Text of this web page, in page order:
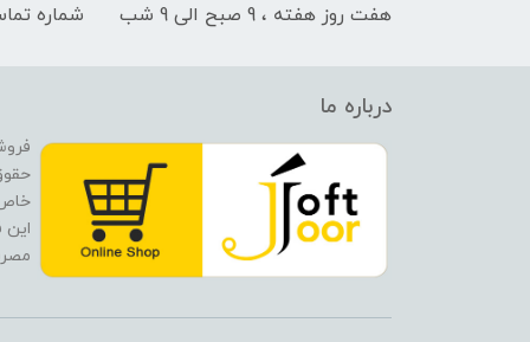
هفت روز هفته ، 9 صبح الی 9 شب شماره
درباره ما
این